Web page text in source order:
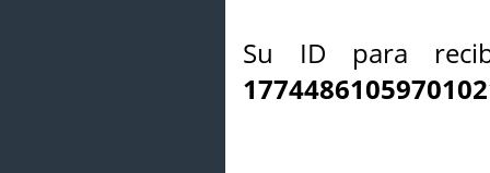
Su ID para